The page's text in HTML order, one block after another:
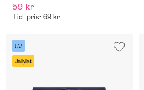
59 kr
Tid. pris: 69 kr
UV
Jollylet